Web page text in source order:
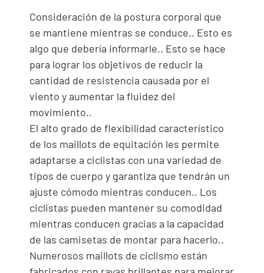
Consideración de la postura corporal que
se mantiene mientras se conduce.. Esto es
algo que debería informarle.. Esto se hace
para lograr los objetivos de reducir la
cantidad de resistencia causada por el
viento y aumentar la fluidez del
movimiento..
El alto grado de flexibilidad característico
de los maillots de equitación les permite
adaptarse a ciclistas con una variedad de
tipos de cuerpo y garantiza que tendrán un
ajuste cómodo mientras conducen.. Los
ciclistas pueden mantener su comodidad
mientras conducen gracias a la capacidad
de las camisetas de montar para hacerlo..
Numerosos maillots de ciclismo están